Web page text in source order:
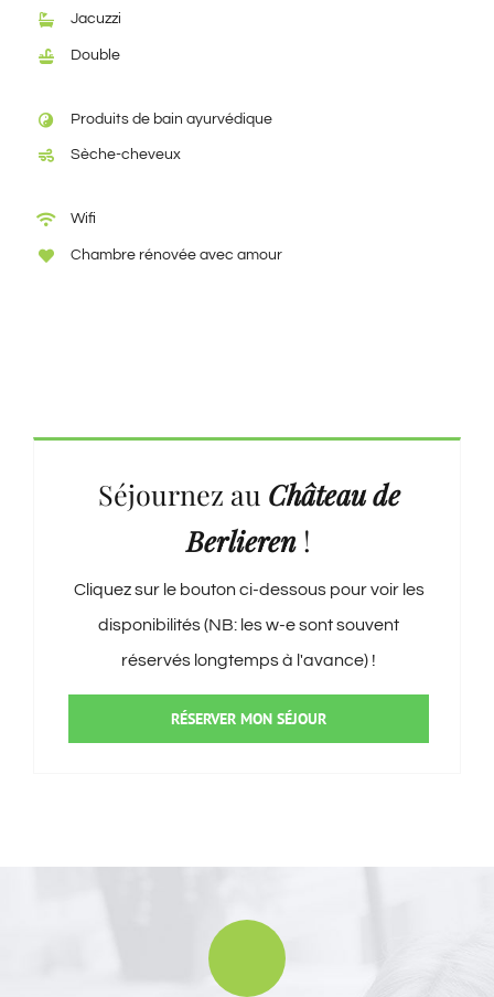
Jacuzzi
Double
Produits de bain ayurvédique
Sèche-cheveux
Wifi
Chambre rénovée avec amour
Séjournez au Château de
Berlieren !
Cliquez sur le bouton ci-dessous pour voir les
disponibilités (NB: les w-e sont souvent
réservés longtemps à l'avance) !
RÉSERVER MON SÉJOUR